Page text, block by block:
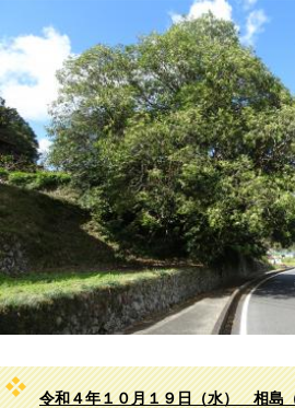
令和４年１０月１９日（水） 相島